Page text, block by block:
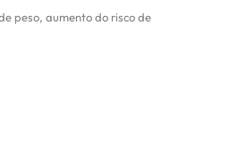
peso, aumento do risco de